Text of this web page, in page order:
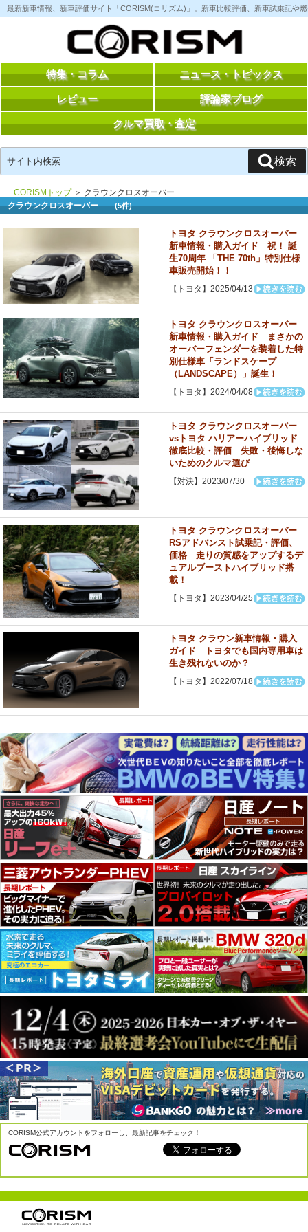
コ
ン
へ
最新新車情報、新車評価サイト「CORISM(コリズム)」。新車比較評価、新車試乗記や
特集・コラム ニュース・トピックス
レビュー 評論家ブログ
クルマ買取・査定
索:
検索
CORISMトップ＞ クラウンクロスオーバー
クラウンクロスオーバー(5件)
トヨタ クラウンクロスオーバー
新車情報・購入ガイド 祝！ 誕
生70周年 「THE 70th」特別仕様
車販売開始！！
【トヨタ】2025/04/13
トヨタ クラウンクロスオーバー
新車情報・購入ガイド まさかの
オーバーフェンダーを装着した特
別仕様車「ランドスケープ
（LANDSCAPE）」誕生！
【トヨタ】2024/04/08
トヨタ クラウンクロスオーバー
vsトヨタ ハリアーハイブリッド
徹底比較・評価 失敗・後悔しな
いためのクルマ選び
【対決】2023/07/30
トヨタ クラウンクロスオーバー
RSアドバンスト試乗記・評価、
価格 走りの質感をアップするデ
ュアルブーストハイブリッド搭
載！
【トヨタ】2023/04/25
トヨタ クラウン新車情報・購入
ガイド トヨタでも国内専用車は
生き残れないのか？
【トヨタ】2022/07/18
CORISM公式アカウントをフォローし、最新記事をチェック！